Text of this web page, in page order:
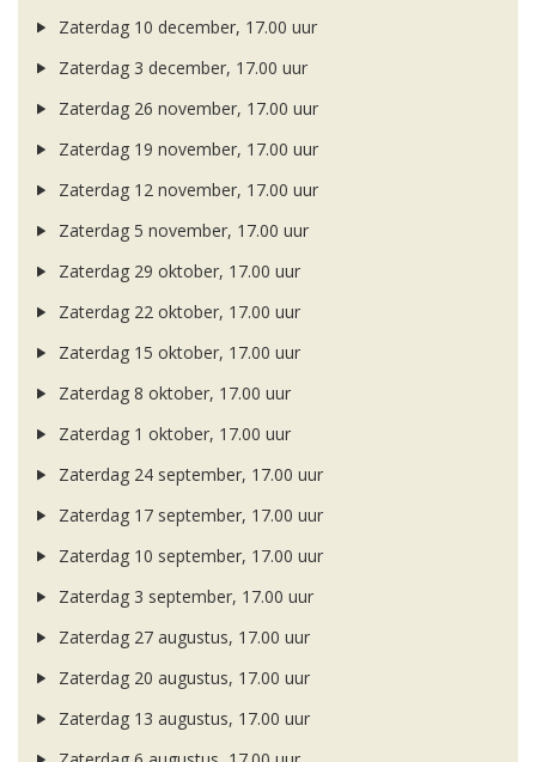
Zaterdag 10 december, 17.00 uur
Zaterdag 3 december, 17.00 uur
Zaterdag 26 november, 17.00 uur
Zaterdag 19 november, 17.00 uur
Zaterdag 12 november, 17.00 uur
Zaterdag 5 november, 17.00 uur
Zaterdag 29 oktober, 17.00 uur
Zaterdag 22 oktober, 17.00 uur
Zaterdag 15 oktober, 17.00 uur
Zaterdag 8 oktober, 17.00 uur
Zaterdag 1 oktober, 17.00 uur
Zaterdag 24 september, 17.00 uur
Zaterdag 17 september, 17.00 uur
Zaterdag 10 september, 17.00 uur
Zaterdag 3 september, 17.00 uur
Zaterdag 27 augustus, 17.00 uur
Zaterdag 20 augustus, 17.00 uur
Zaterdag 13 augustus, 17.00 uur